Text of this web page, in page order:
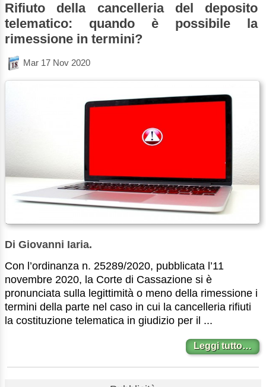
Rifiuto della cancelleria del deposito
telematico: quando è possibile la
rimessione in termini?
Mar 17 Nov 2020
Di Giovanni Iaria.
Con l’ordinanza n. 25289/2020, pubblicata l’11
novembre 2020, la Corte di Cassazione si è
pronunciata sulla legittimità o meno della rimessione i
termini della parte nel caso in cui la cancelleria rifiuti
la costituzione telematica in giudizio per il ...
Leggi tutto…